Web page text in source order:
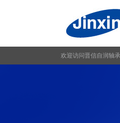
欢迎访问晋信自润轴